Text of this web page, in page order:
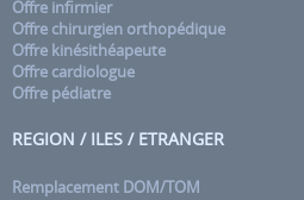
Offre infirmier
Offre chirurgien orthopédique
Offre kinésithéapeute
Offre cardiologue
Offre pédiatre
REGION / ILES / ETRANGER
Remplacement DOM/TOM